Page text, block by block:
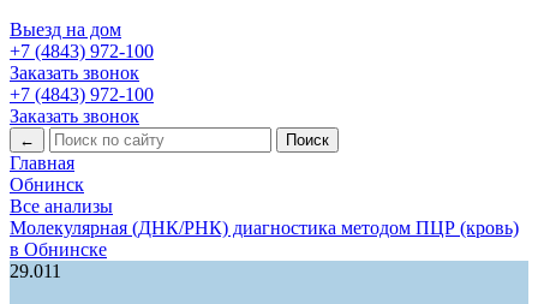
Выезд на дом
+7 (4843) 972-100
Заказать звонок
+7 (4843) 972-100
Заказать звонок
←
Главная
Обнинск
Все анализы
Молекулярная (ДНК/РНК) диагностика методом ПЦР (кровь)
в Обнинске
29.011